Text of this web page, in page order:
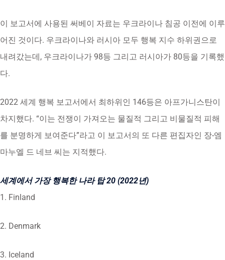
이 보고서에 사용된 써베이 자료는 우크라이나 침공 이전에 이루
어진 것이다. 우크라이나와 러시아 모두 행복 지수 하위권으로
내려갔는데, 우크라이나가 98등 그리고 러시아가 80등을 기록했
다.
2022 세계 행복 보고서에서 최하위인 146등은 아프가니스탄이
차지했다. “이는 전쟁이 가져오는 물질적 그리고 비물질적 피해
를 분명하게 보여준다”라고 이 보고서의 또 다른 편집자인 장-엠
마누엘 드 네브 씨는 지적했다.
세계에서 가장 행복한 나라 탑 20 (2022년)
1. Finland
2. Denmark
3. Iceland